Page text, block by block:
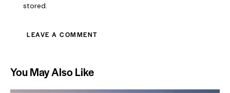
stored.
You May Also Like